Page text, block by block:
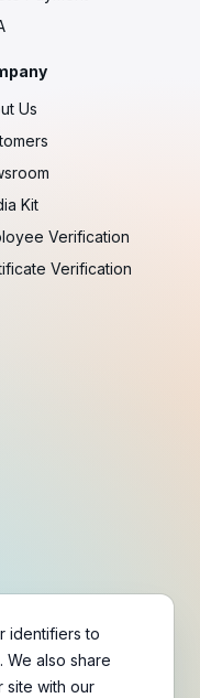
Us
Kit
Verification
Verification
identifiers to
also share
site with our